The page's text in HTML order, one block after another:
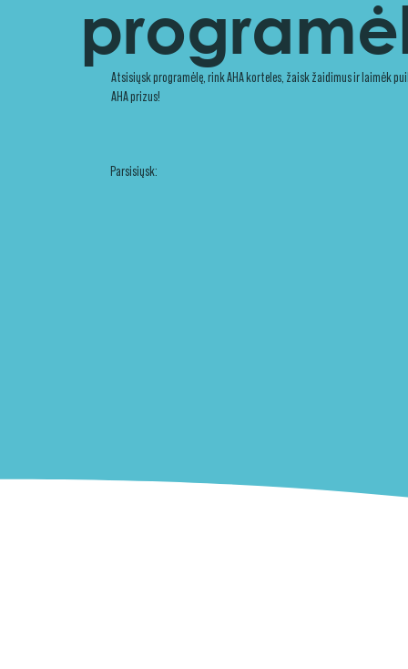
Atsisiųsk programėlę, rink AHA korteles, žaisk žaidimus ir laimėk
AHA prizus!
Parsisiųsk: